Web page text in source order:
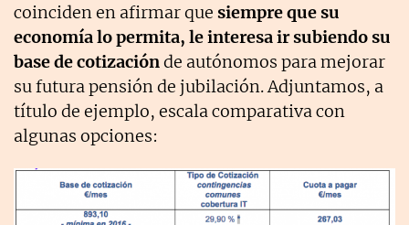
coinciden en afirmar que siempre que su
economía lo permita, le interesa ir subiendo su
base de cotizaciónde autónomos para mejorar
su futura pensión de jubilación. Adjuntamos, a
título de ejemplo, escala comparativa con
algunas opciones: